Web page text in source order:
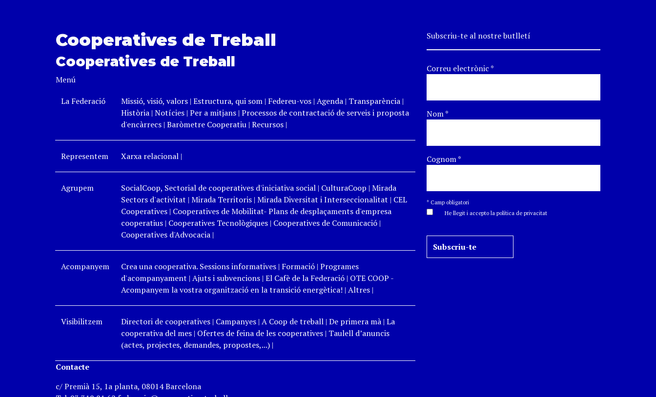
Cooperatives de Treball
Cooperatives de Treball
Menú
La Federació
Missió, visió, valors| Estructura, qui som| Federeu-vos| Agenda | Transparència|
Història| Notícies | Per a mitjans| Processos de contractació de serveis i proposta
d'encàrrecs| Baròmetre Cooperatiu| Recursos|
Representem Xarxa relacional|
Agrupem SocialCoop, Sectorial de cooperatives d'iniciativa social| CulturaCoop | Mirada
Sectors d'activitat | Mirada Territoris| Mirada Diversitat i Interseccionalitat | CEL
Cooperatives| Cooperatives de Mobilitat- Plans de desplaçaments d'empresa
cooperatius| Cooperatives Tecnològiques| Cooperatives de Comunicació|
Cooperatives d'Advocacia|
Acompanyem Crea una cooperativa. Sessions informatives| Formació| Programes
d'acompanyament | Ajuts i subvencions| El Cafè de la Federació| OTE COOP -
Acompanyem la vostra organització en la transició energètica! | Altres|
Visibilitzem Directori de cooperatives| Campanyes| A Coop de treball| De primera mà| La
cooperativa del mes| Ofertes de feina de les cooperatives| Taulell d’anuncis
(actes, projectes, demandes, propostes,...)|
Contacte
c/ Premià 15, 1a planta, 08014 Barcelona
Subscriu-te al nostre butlletí
Correu electrònic*
Nom*
Cognom*
* Camp obligatori
He llegit i accepto la política de privacitat